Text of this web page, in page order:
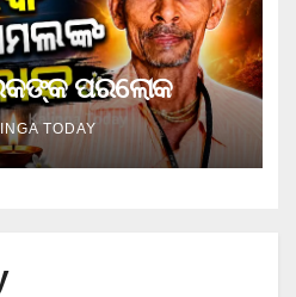
ପରଲୋକ
TODAY